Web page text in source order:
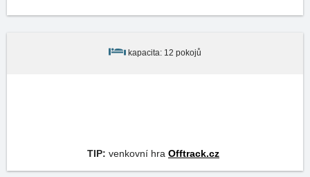
kapacita: 12 pokojů
TIP: venkovní hra Offtrack.cz